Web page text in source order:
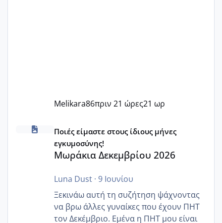
Melikara86πριν 21 ώρες21 ωρ
Μωράκια Δεκεμβρίου 2026
Ποιές είμαστε στους ίδιους μήνες
εγκυμοσύνης!
Μωράκια Δεκεμβρίου 2026
Luna Dust· 9 Ιουνίου
Ξεκινάω αυτή τη συζήτηση ψάχνοντας
να βρω άλλες γυναίκες που έχουν ΠΗΤ
τον Δεκέμβριο. Εμένα η ΠΗΤ μου είναι